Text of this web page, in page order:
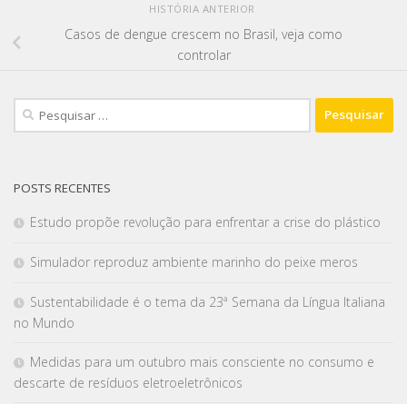
HISTÓRIA ANTERIOR
Casos de dengue crescem no Brasil, veja como
controlar
POSTS RECENTES
Estudo propõe revolução para enfrentar a crise do plástico
Simulador reproduz ambiente marinho do peixe meros
Sustentabilidade é o tema da 23ª Semana da Língua Italiana
no Mundo
Medidas para um outubro mais consciente no consumo e
descarte de resíduos eletroeletrônicos